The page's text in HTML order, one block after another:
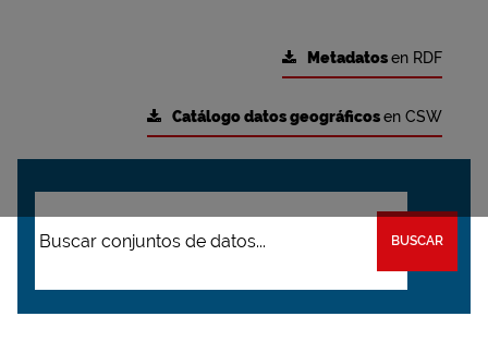
Metadatosen RDF
Catálogo datos geográficosen CSW
BUSCAR